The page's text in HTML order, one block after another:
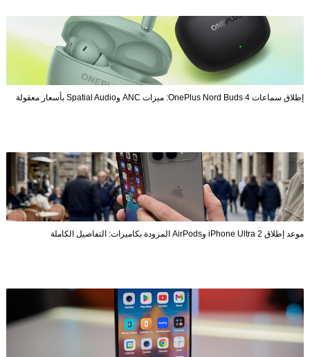
إطلاق سماعات OnePlus Nord Buds 4: ميزات ANC وSpatial Audio بأسعار معقولة
موعد إطلاق iPhone Ultra 2 وAirPods المزودة بكاميرات: التفاصيل الكاملة